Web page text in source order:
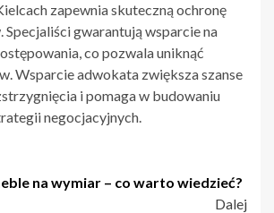
zapewnia skuteczną ochronę
Specjaliści gwarantują wsparcie na
co pozwala uniknąć
Wsparcie adwokata zwiększa szanse
i pomaga w budowaniu
negocjacyjnych.
na wymiar – co warto wiedzieć?
Dalej